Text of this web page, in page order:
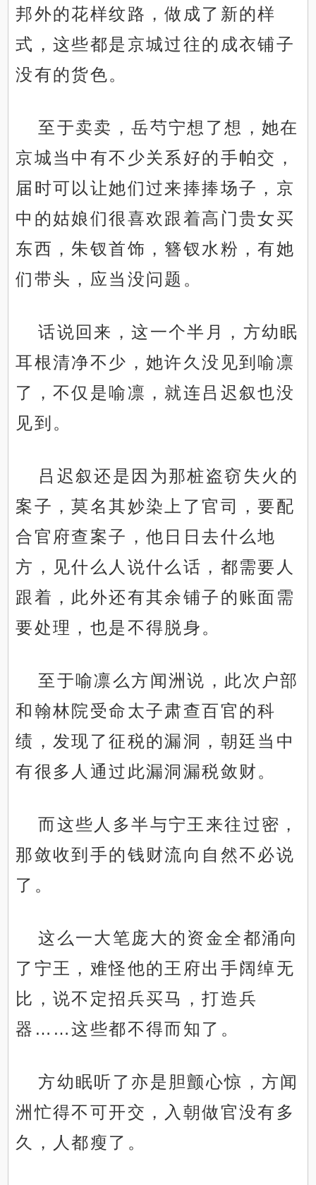
邦外的花样纹路，做成了新的样
式，这些都是京城过往的成衣铺子
没有的货色。
至于卖卖，岳芍宁想了想，她在
京城当中有不少关系好的手帕交，
届时可以让她们过来捧捧场子，京
中的姑娘们很喜欢跟着高门贵女买
东西，朱钗首饰，簪钗水粉，有她
们带头，应当没问题。
话说回来，这一个半月，方幼眠
耳根清净不少，她许久没见到喻凛
了，不仅是喻凛，就连吕迟叙也没
见到。
吕迟叙还是因为那桩盗窃失火的
案子，莫名其妙染上了官司，要配
合官府查案子，他日日去什么地
方，见什么人说什么话，都需要人
跟着，此外还有其余铺子的账面需
要处理，也是不得脱身。
至于喻凛么方闻洲说，此次户部
和翰林院受命太子肃查百官的科
绩，发现了征税的漏洞，朝廷当中
有很多人通过此漏洞漏税敛财。
而这些人多半与宁王来往过密，
那敛收到手的钱财流向自然不必说
了。
这么一大笔庞大的资金全都涌向
了宁王，难怪他的王府出手阔绰无
比，说不定招兵买马，打造兵
器……这些都不得而知了。
方幼眠听了亦是胆颤心惊，方闻
洲忙得不可开交，入朝做官没有多
久，人都瘦了。